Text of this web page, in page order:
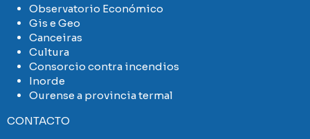
Observatorio Económico
Gis e Geo
Canceiras
Cultura
Consorcio contra incendios
Inorde
Ourense a provincia termal
CONTACTO